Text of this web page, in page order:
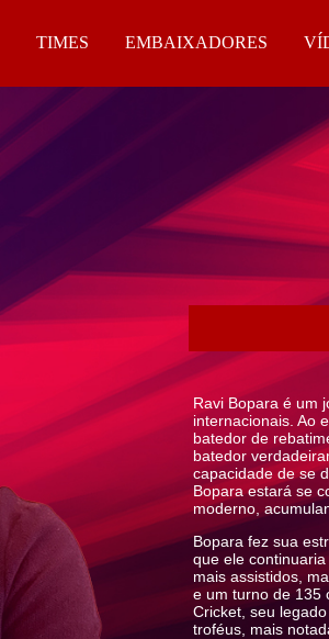
TIMES EMBAIXADORES
Ravi Bopara é um
internacionais. Ao
batedor de
batedor
capacidade de se
Bopara estará se
moderno,
Bopara fez sua
que ele
mais assistidos,
e um turno de 135
Cricket, seu
troféus, mais